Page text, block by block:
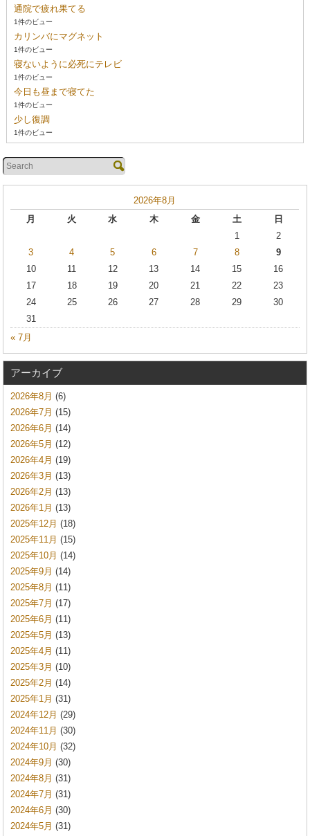
通院で疲れ果てる
1件のビュー
カリンバにマグネット
1件のビュー
寝ないように必死にテレビ
1件のビュー
今日も昼まで寝てた
1件のビュー
少し復調
1件のビュー
2026年8月
月
火 水 木 金 土
日
1
2
3
4 5 6 7 8
9
10
11 12 13 14 15
16
17
18 19 20 21 22
23
24
25 26 27 28 29
30
31
« 7月
アーカイブ
2026年8月 (6)
2026年7月 (15)
2026年6月 (14)
2026年5月 (12)
2026年4月 (19)
2026年3月 (13)
2026年2月 (13)
2026年1月 (13)
2025年12月 (18)
2025年11月 (15)
2025年10月 (14)
2025年9月 (14)
2025年8月 (11)
2025年7月 (17)
2025年6月 (11)
2025年5月 (13)
2025年4月 (11)
2025年3月 (10)
2025年2月 (14)
2025年1月 (31)
2024年12月 (29)
2024年11月 (30)
2024年10月 (32)
2024年9月 (30)
2024年8月 (31)
2024年7月 (31)
2024年6月 (30)
2024年5月 (31)